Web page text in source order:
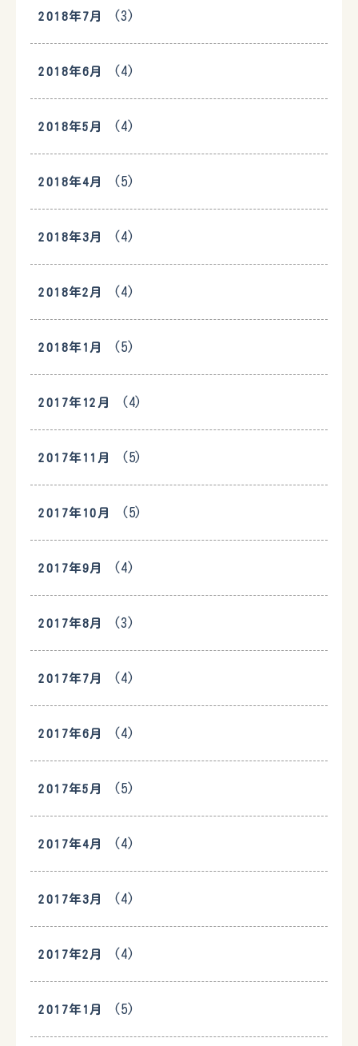
2018年7月 (3)
2018年6月 (4)
2018年5月 (4)
2018年4月 (5)
2018年3月 (4)
2018年2月 (4)
2018年1月 (5)
2017年12月 (4)
2017年11月 (5)
2017年10月 (5)
2017年9月 (4)
2017年8月 (3)
2017年7月 (4)
2017年6月 (4)
2017年5月 (5)
2017年4月 (4)
2017年3月 (4)
2017年2月 (4)
2017年1月 (5)